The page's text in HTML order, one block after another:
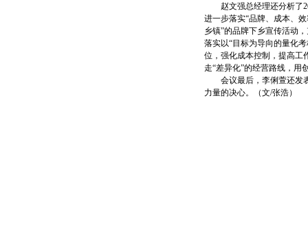
赵文强总经理还分析了
进一步落实“品牌、成本、
乡镇”的品牌下乡宣传活动
落实以“目标为导向的量化
位，强化成本控制，提高工
走“差异化”的经营路线，用
会议最后，李俐萱还发表
力量的决心。（文/张浩）